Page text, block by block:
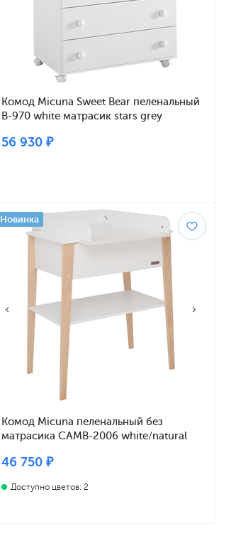
Комод Micuna Sweet Bear пеленальный
B-970 white матрасик stars grey
56 930 ₽
Новинка
Комод Miсuna пеленальный без
матрасика CAMB-2006 white/natural
46 750 ₽
Доступно цветов: 2